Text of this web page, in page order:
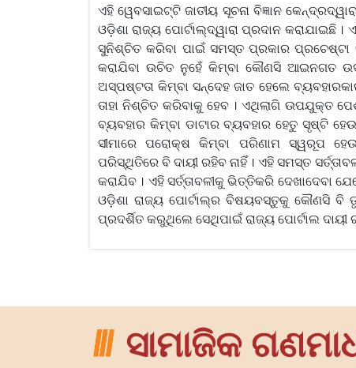
ଏହି ୱେବସାଇଟ୍‌ଟି ଜାତୀୟ ସୂଚନା ବିଜ୍ଞାନ
ଓଡ଼ିଶା ରାଜ୍ୟ ପୋର୍ଟାଲ୍‍ଦ୍ୱାରା ପ୍ରଦାନ କରାଯାଇଛି
ସୁନିଶ୍ଚିତ କରିବା ପାଇଁ ସମସ୍ତ ପ୍ରକାର
କରାଯିବା ଉଚିତ ନୁହେଁ କିମ୍ବା କୌଣସି ଆଇନଗତ
ଅସ୍ପଷ୍ଟତା କିମ୍ବା ସନ୍ଦେହ ଜାତ ହେଲେ
ତାହା ନିଶ୍ଚିତ କରିବାକୁ ହେବ । ଏଥିଲାଗି ଉପଯୁକ୍ତ
ବ୍ୟବହାର କିମ୍ବା ଡାଟାର ବ୍ୟବହାର ହେତୁ ସୃଷ୍ଟି
ସୀମାରେ ପରୋକ୍ଷ କିମ୍ବା ପରିଣାମ ସ୍ୱରୂପ
ପରିସ୍ଥିତିରେ ବି ଦାୟୀ ରହିବ ନାହିଁ । ଏହି ସମସ୍ତ
କରାଯିବ । ଏହି ସର୍ତ୍ତାବଳୀକୁ ଭିତ୍ତିକରି ଦେଖାଦେବା
ଓଡ଼ିଶା ରାଜ୍ୟ ପୋର୍ଟାଲ୍‍ର ବିଷୟବସ୍ତୁକୁ କୌଣସି ବି
ପ୍ରଦର୍ଶିତ କରୁଥିଲେ ସେଥିପାଇଁ ରାଜ୍ୟ ପୋର୍ଟାଲ ଦାୟୀ
ସାମାଜିକ